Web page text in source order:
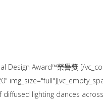
Design Award™榮譽獎 [/
lighting dances